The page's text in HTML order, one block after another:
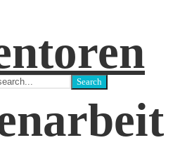
Search